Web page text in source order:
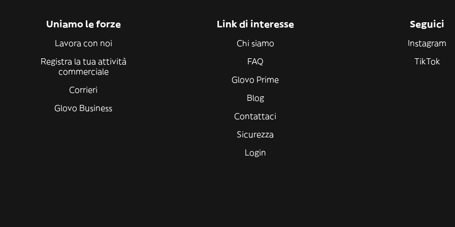
Uniamo le forze
Lavora con noi
Registra la tua attività
commerciale
Corrieri
Glovo Business
Link di interesse
Chi siamo
FAQ
Glovo Prime
Blog
Contattaci
Sicurezza
Login
Seguici
Instagram
TikTok